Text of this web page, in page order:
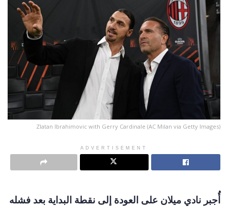
Zlatan Ibrahimovic with Gerry Cardinale (AC Milan via Getty Images)
ADVERTISEMENT
أُجبر نادي ميلان على العودة إلى نقطة البداية بعد فشله